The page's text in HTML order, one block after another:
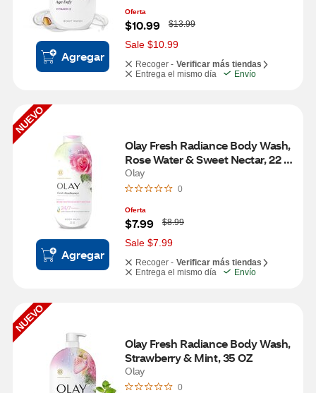
Agregar
Oferta
$10.99
W
a
s
$13.99
Sale $10.99
Recoger - Verificar más tiendas
Entrega el mismo día
Envío
NUEVO
Agregar
Olay Fresh Radiance Body Wash,
Rose Water & Sweet Nectar, 22
OZ
Olay
0
Oferta
$7.99
W
a
s
$8.99
Sale $7.99
Recoger - Verificar más tiendas
Entrega el mismo día
Envío
NUEVO
Olay Fresh Radiance Body Wash,
Strawberry & Mint, 35 OZ
Olay
0